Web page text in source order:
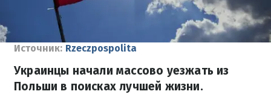
Источник: Rzeczpospolita
Украинцы начали массово уезжать из
Польши в поисках лучшей жизни.